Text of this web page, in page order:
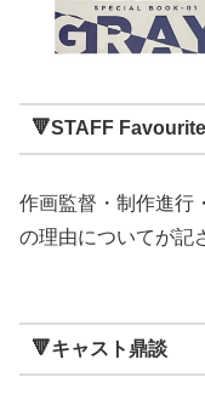
🔻STAFF
作画監督・制作進行
の理由についてが記
🔻キャスト鼎談